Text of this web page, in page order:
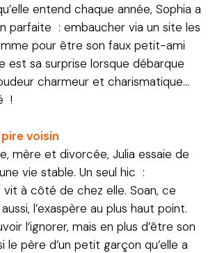
entend chaque année, Sophia a
parfaite : embaucher via un site les
pour être son faux petit-ami
est sa surprise lorsque débarque
charmeur et charismatique…
!
voisin
mère et divorcée, Julia essaie de
vie stable. Un seul hic :
vit à côté de chez elle. Soan, ce
l’exaspère au plus haut point.
l’ignorer, mais en plus d’être son
le père d’un petit garçon qu’elle a